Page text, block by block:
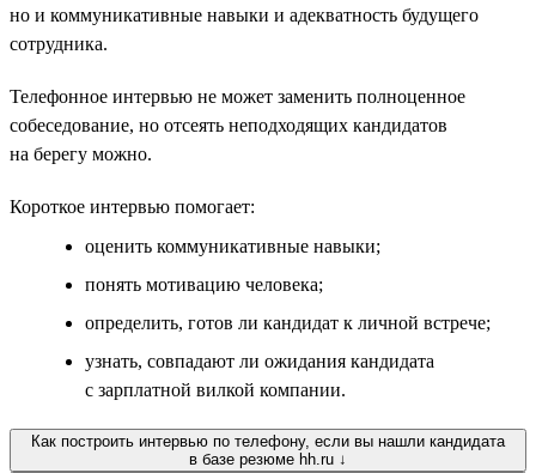
но и коммуникативные навыки и адекватность будущего
сотрудника.
Телефонное интервью не может заменить полноценное
собеседование, но отсеять неподходящих кандидатов
на берегу можно.
Короткое интервью помогает:
оценить коммуникативные навыки;
понять мотивацию человека;
определить, готов ли кандидат к личной встрече;
узнать, совпадают ли ожидания кандидата
с зарплатной вилкой компании.
Как построить интервью по телефону, если вы нашли кандидата
в базе резюме hh.ru ↓